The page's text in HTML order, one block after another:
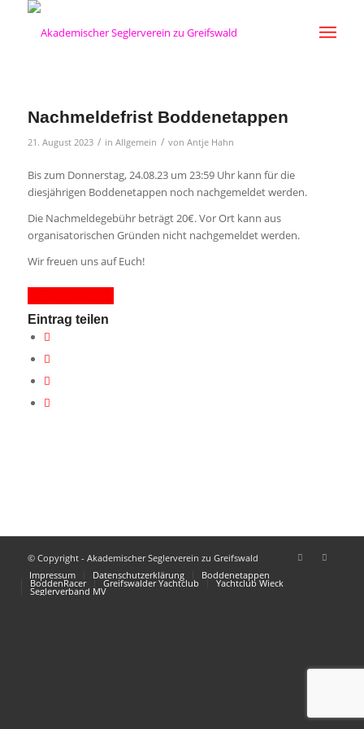
Nachmeldefrist Boddenetappen
21. August 2023 / in Allgemein / von Antje Hahn
Bis zum Donnerstag, 24.08.23 um 23:59 Uhr kann für die
diesjährigen Boddenetappen noch nachgemeldet werden.
Die Nachmeldegebühr beträgt 20€. Vor Ort kann aus
organisatorischen Gründen nicht nachgemeldet werden.
Wir freuen uns auf Euch!
Eintrag teilen
© Copyright - Akademischer Seglerverein zu Greifswald
Impressum
Datenschutzerklärung Boddenetappen
BoddenRacer Greifswalder Yachtclub Yachtclub Wieck
Seglerverband MV